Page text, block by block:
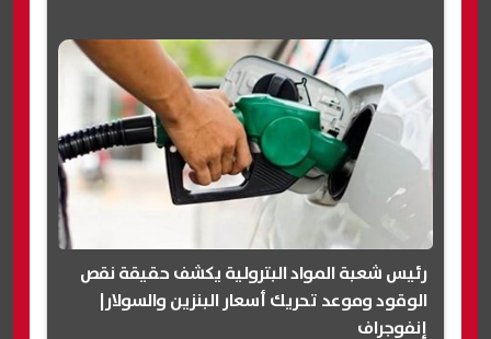
رئيس شعبة المواد البترولية يكشف حقيقة نقص
الوقود وموعد تحريك أسعار البنزين والسولار|
إنفوجراف